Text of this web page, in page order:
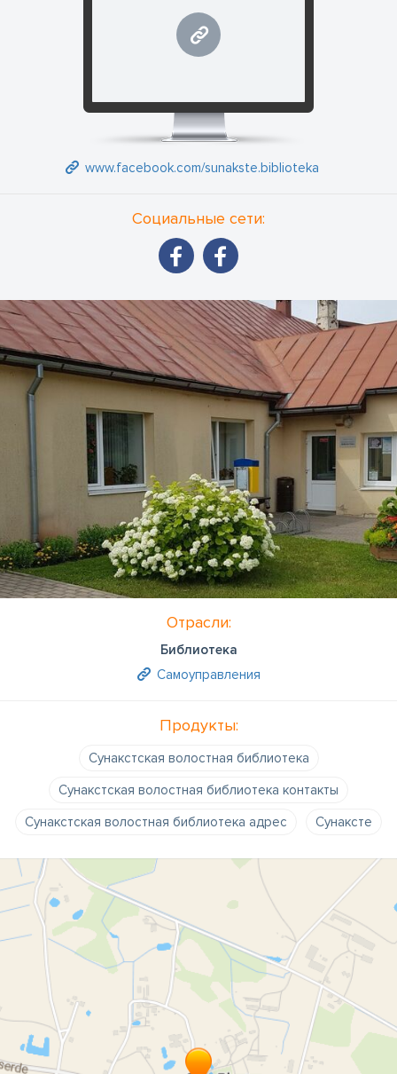
www.facebook.com/sunakste.biblioteka
Социальные сети:
Отрасли:
Библиотека
Самоуправления
Продукты:
Сунакстская волостная библиотека
Сунакстская волостная библиотека контакты
Сунакстская волостная библиотека адрес
Сунаксте